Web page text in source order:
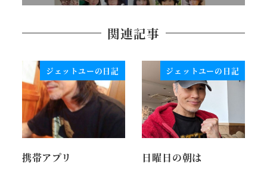
関連記事
ジェットユーの日記
携帯アプリ
ジェットユーの日記
日曜日の朝は